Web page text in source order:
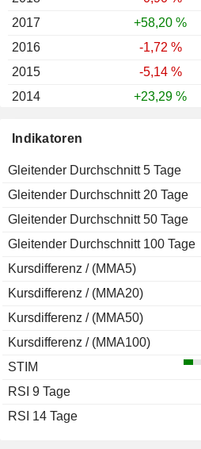
Indikatoren
Gleitender Durchschnitt 5 Tage
Gleitender Durchschnitt 20 Tage
Gleitender Durchschnitt 50 Tage
Gleitender Durchschnitt 100 Tage
Kursdifferenz / (MMA5)
Kursdifferenz / (MMA20)
Kursdifferenz / (MMA50)
Kursdifferenz / (MMA100)
STIM
RSI 9 Tage
RSI 14 Tage
2017
+58,20 %
2016
-1,72 %
2015
-5,14 %
2014
+23,29 %
2012
2011
+4,93 %
2010
+19,85 %
2009
+109,31 %
2008
-51,77 %
2007
+23,05 %
2006
+53,63 %
2005
+92,89 %
2004
+146,81 %
2003
+817,07 %
2002
2001